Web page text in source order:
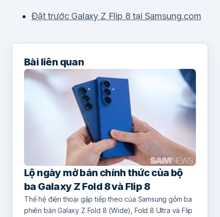
Bài liên quan
Lộ ngày mở bán chính thức của bộ
ba Galaxy Z Fold 8 và Flip 8
Thế hệ điện thoại gập tiếp theo của Samsung gồm ba
phiên bản Galaxy Z Fold 8 (Wide), Fold 8 Ultra và Flip
Đặt trước Galaxy Z Flip 8 tại Samsung.com